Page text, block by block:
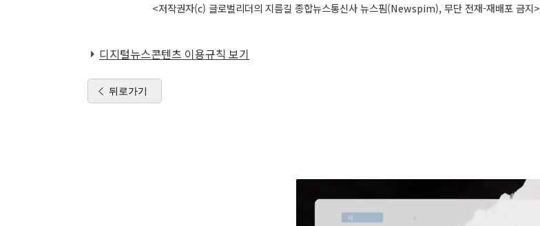
<저작권자(c) 글로벌리더의 지름길 종합뉴스통신사 뉴스핌(Newspim), 무단 전재-재배포 금지>
디지털뉴스콘텐츠 이용규칙 보기
뒤로가기